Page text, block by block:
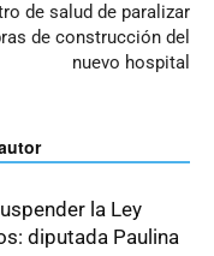
de salud de paralizar
de construcción del
nuevo hospital
la Ley
diputada Paulina